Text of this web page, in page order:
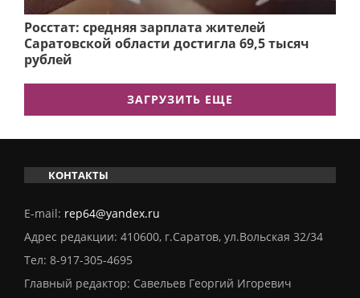
Росстат: средняя зарплата жителей
Саратовской области достигла 69,5 тысяч
рублей
ЗАГРУЗИТЬ ЕЩЕ
КОНТАКТЫ
E-mail: rep64@yandex.ru
Адрес редакции: 410600, г.Саратов, ул.Вольская 32/34
Тел: 8-917-305-4695
Главный редактор: Савельев Георгий Игоревич